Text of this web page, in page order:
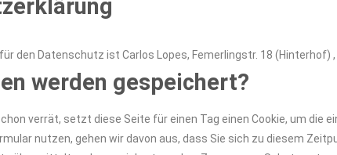
den Datenschutz ist Carlos Lopes, Femerlingstr. 18
werden gespeichert?
verrät, setzt diese Seite für einen Tag einen Cookie, um die
nutzen, gehen wir davon aus, dass Sie sich zu diesem